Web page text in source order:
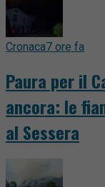
Cronaca7 ore fa
Paura per il
ancora: le
al Sessera